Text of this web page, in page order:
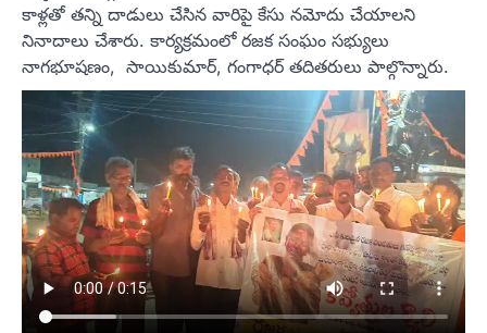
కాళ్లతో తన్ని దాడులు చేసిన వారిపై కేసు నమోదు చేయాలని
నినాదాలు చేశారు. కార్యక్రమంలో రజక సంఘం సభ్యులు
నాగభూషణం, సాయికుమార్, గంగాధర్ తదితరులు పాల్గొన్నారు.